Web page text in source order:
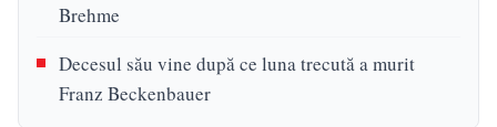
Brehme
Decesul său vine după ce luna trecută a murit
Franz Beckenbauer